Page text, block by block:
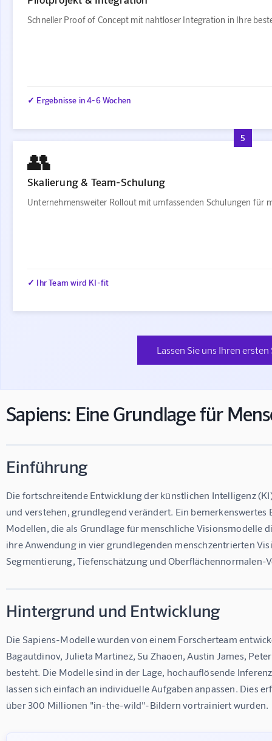
Schneller Proof of Concept mit nahtloser Integration in Ihre
✓ Ergebnisse in 4-6 Wochen
5
👥
Skalierung & Team-Schulung
Unternehmensweiter Rollout mit umfassenden Schulungen für
✓ Ihr Team wird KI-fit
Lassen Sie uns Ihren
Sapiens: Eine Grundlage für
Einführung
Die fortschreitende Entwicklung der künstlichen Intelligenz
und verstehen, grundlegend verändert. Ein bemerkenswertes
Modellen, die als Grundlage für menschliche Visionsmodelle
ihre Anwendung in vier grundlegenden menschzentrierten
Segmentierung, Tiefenschätzung und Oberflächennormalen-
Hintergrund und Entwicklung
Die Sapiens-Modelle wurden von einem Forscherteam
Bagautdinov, Julieta Martinez, Su Zhaoen, Austin James,
besteht. Die Modelle sind in der Lage, hochauflösende
lassen sich einfach an individuelle Aufgaben anpassen. Dies
über 300 Millionen "in-the-wild"-Bildern vortrainiert wurden.